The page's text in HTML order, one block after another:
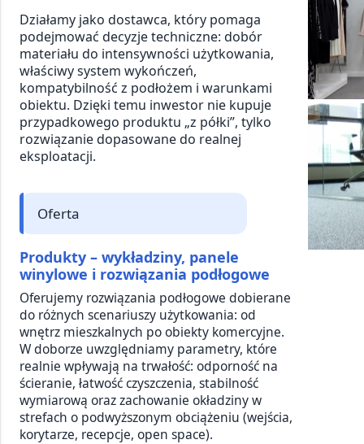
Działamy jako dostawca, który pomaga
podejmować decyzje techniczne: dobór
materiału do intensywności użytkowania,
właściwy system wykończeń,
kompatybilność z podłożem i warunkami
obiektu. Dzięki temu inwestor nie kupuje
przypadkowego produktu „z półki”, tylko
rozwiązanie dopasowane do realnej
eksploatacji.
Oferta
Produkty – wykładziny, panele
winylowe i rozwiązania podłogowe
Oferujemy rozwiązania podłogowe dobierane
do różnych scenariuszy użytkowania: od
wnętrz mieszkalnych po obiekty komercyjne.
W doborze uwzględniamy parametry, które
realnie wpływają na trwałość: odporność na
ścieranie, łatwość czyszczenia, stabilność
wymiarową oraz zachowanie okładziny w
strefach o podwyższonym obciążeniu (wejścia,
korytarze, recepcje, open space).